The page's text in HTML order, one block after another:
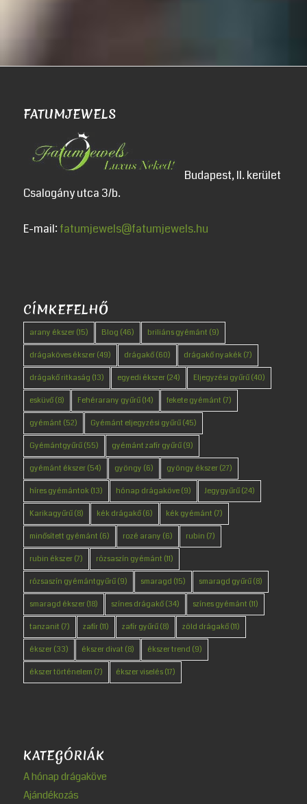
FATUMJEWELS
Budapest, II. kerület
Csalogány utca 3/b.
E-mail: fatumjewels@fatumjewels.hu
CÍMKEFELHŐ
arany ékszer(15) Blog (46) briliáns gyémánt (9)
drágaköves ékszer(49) drágakő(60) drágakő nyakék(7)
drágakő ritkaság (13) egyedi ékszer(24) Eljegyzési gyűrű(40)
esküvő(8) Fehérarany gyűrű(14) fekete gyémánt (7)
gyémánt (52) Gyémánt eljegyzési gyűrű(45)
Gyémántgyűrű(55) gyémánt zafír gyűrű(9)
gyémánt ékszer(54) gyöngy (6) gyöngy ékszer(27)
híres gyémántok(13) hónap drágaköve(9) Jegygyűrű(24)
Karikagyűrű(8) kék drágakő(6) kék gyémánt (7)
minősített gyémánt (6) rozé arany (6) rubin (7)
rubin ékszer(7) rózsaszín gyémánt (11)
rózsaszín gyémántgyűrű(9) smaragd (15) smaragd gyűrű(8)
smaragd ékszer(18) színes drágakő(34) színes gyémánt (11)
tanzanit (7) zafír(11) zafír gyűrű(8) zöld drágakő(11)
ékszer(33) ékszer divat (8) ékszer trend (9)
ékszer történelem (7) ékszer viselés(17)
KATEGÓRIÁK
A hónap drágaköve
Ajándékozás